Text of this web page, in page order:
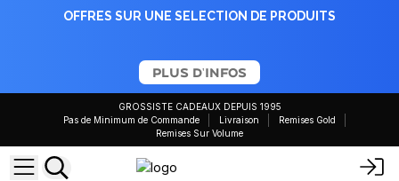
OFFRES SUR UNE SELECTION DE PRODUITS
PLUS D'INFOS
GROSSISTE CADEAUX DEPUIS 1995
Pas de Minimum de Commande
Livraison
Remises Gold
Remises Sur Volume